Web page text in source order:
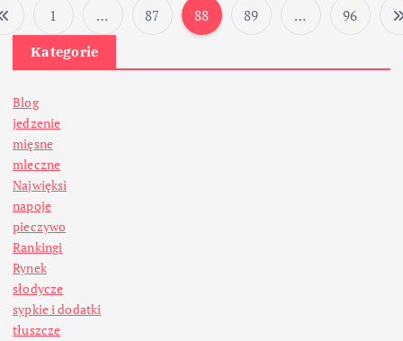
S
t
1 … 87 88 89 … 96
Kategorie
Blog
jedzenie
mięsne
mleczne
Najwięksi
napoje
pieczywo
Rankingi
Rynek
słodycze
sypkie i dodatki
tłuszcze